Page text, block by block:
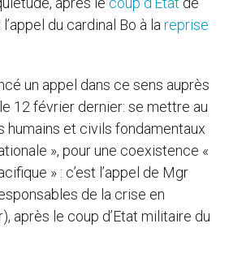
du cardinal Bo à lareprise
un appel dans ce sens auprès
12 février dernier: se mettre au
humains et civils fondamentaux
», pour une coexistence «
» : c’est l’appel de Mgr
de la crise en
après le coup d’Etat militaire du